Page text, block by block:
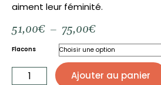
aiment leur féminité.
51,00€ – 75,00€Plage
prix :
51,00€
à
75,00€
Flacons
de
Sensuel Ajouter au panier